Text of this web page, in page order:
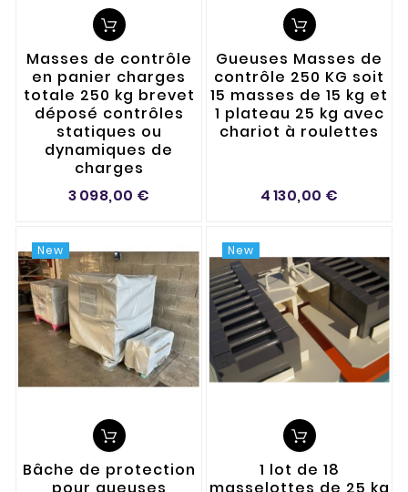
Masses de contrôle
en panier charges
totale 250 kg brevet
déposé contrôles
statiques ou
dynamiques de
charges
3 098,00 €
Gueuses Masses de
contrôle 250 KG soit
15 masses de 15 kg et
1 plateau 25 kg avec
chariot à roulettes
4 130,00 €
New
Bâche de protection
New
1 lot de 18